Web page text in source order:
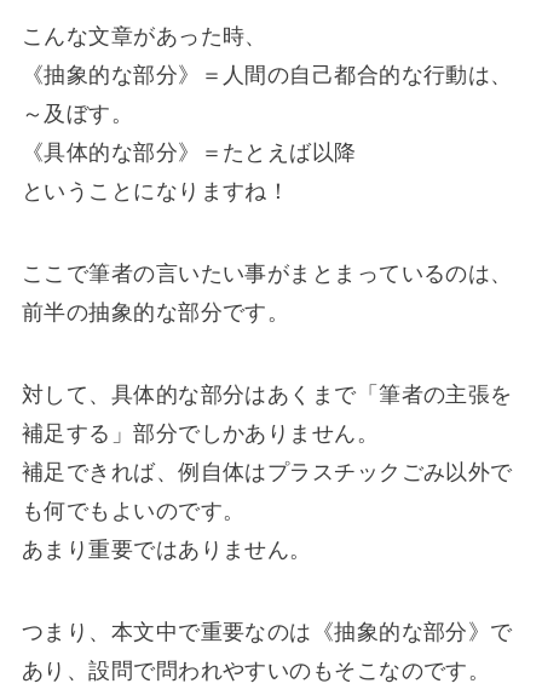
こんな文章があった時、
《抽象的な部分》＝人間の自己都合的な行動は、
～及ぼす。
《具体的な部分》＝たとえば以降
ということになりますね！
ここで筆者の言いたい事がまとまっているのは、
前半の抽象的な部分です。
対して、具体的な部分はあくまで「筆者の主張を
補足する」部分でしかありません。
補足できれば、例自体はプラスチックごみ以外で
も何でもよいのです。
あまり重要ではありません。
つまり、本文中で重要なのは《抽象的な部分》で
あり、設問で問われやすいのもそこなのです。